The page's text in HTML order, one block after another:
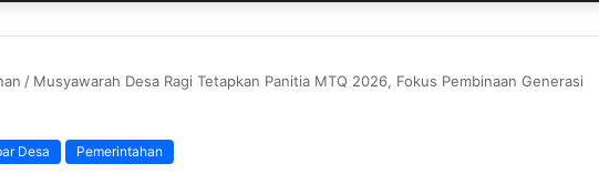
/ Musyawarah Desa Ragi Tetapkan Panitia MTQ 2026, Fokus Pembinaan Generasi
Desa Pemerintahan